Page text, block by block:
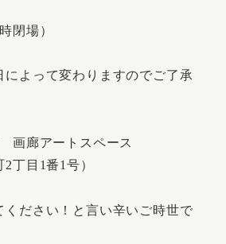
閉場）
によって変わりますのでご了承
画廊アートスペース
2丁目1番1号）
ください！と言い辛いご時世で